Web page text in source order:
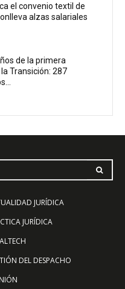
el convenio textil de
alzas salariales
de la primera
Transición: 287
JURÍDICA
JURÍDICA
DEL DESPACHO